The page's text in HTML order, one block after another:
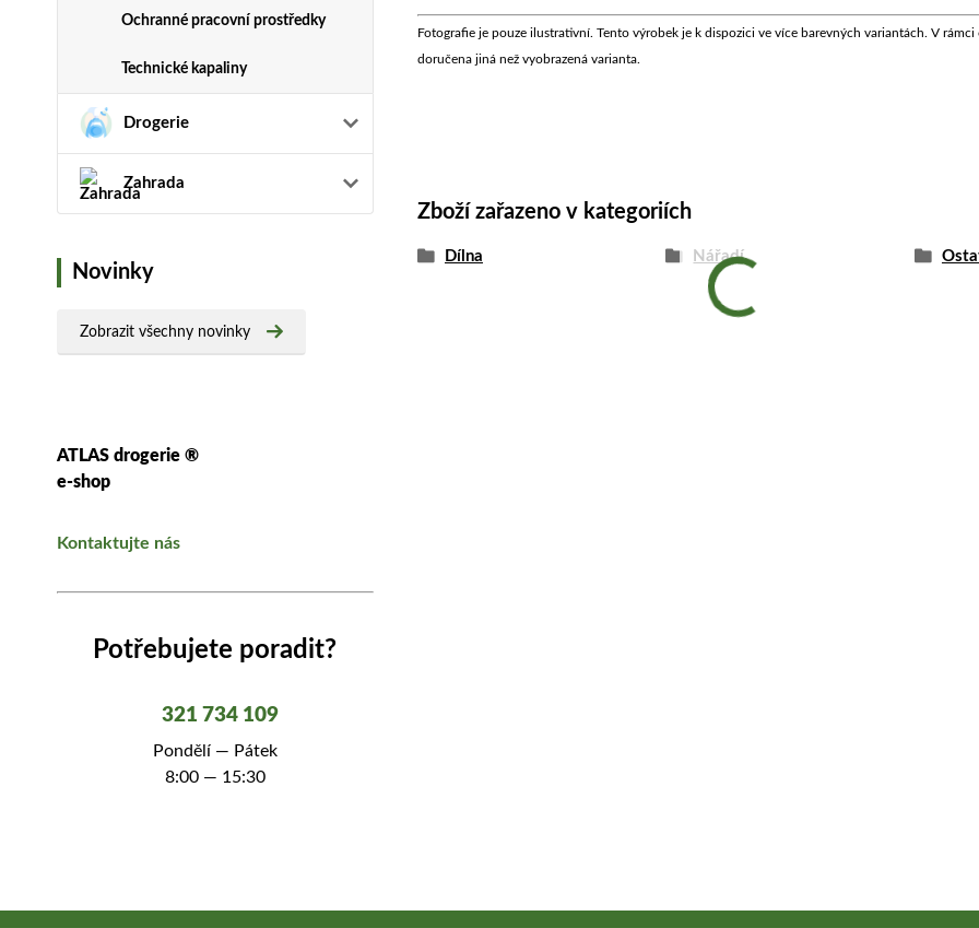
Ochranné pracovní prostředky
Technické kapaliny
Drogerie
Zahrada
Novinky
Zobrazit všechny novinky
ATLAS drogerie ®
e-shop
Kontaktujte nás
Potřebujete poradit?
321 734 109
Pondělí — Pátek
8:00 — 15:30
Fotografie je pouze ilustrativní. Tento výrobek je k dispozici ve více barevných variantách. V
doručena jiná než vyobrazená varianta.
Zboží zařazeno v kategoriích
Dílna Nářadí